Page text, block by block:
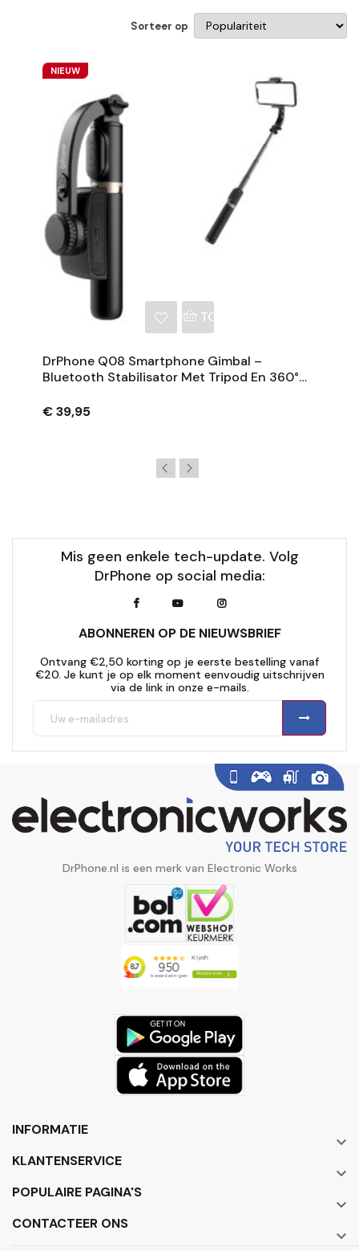
Sorteer op
NIEUW
TOEVOEGEN AAN
DrPhone Q08 Smartphone Gimbal –
Bluetooth Stabilisator Met Tripod En 360°
€ 39,95
Mis geen enkele tech-update. Volg
DrPhone op social media:
ABONNEREN OP DE NIEUWSBRIEF
Ontvang €2,50 korting op je eerste bestelling vanaf
€20. Je kunt je op elk moment eenvoudig uitschrijven
via de link in onze e-mails.
DrPhone.nl is een merk van Electronic Works
INFORMATIE

KLANTENSERVICE

POPULAIRE PAGINA'S

CONTACTEER ONS
